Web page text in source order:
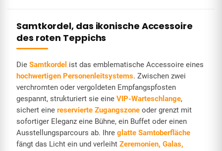
Samtkordel, das ikonische Accessoire
des roten Teppichs
Die Samtkordel ist das emblematische Accessoire eines
hochwertigen Personenleitsystems. Zwischen zwei
verchromten oder vergoldeten Empfangspfosten
gespannt, strukturiert sie eine VIP-Warteschlange,
sichert eine reservierte Zugangszone oder grenzt mit
sofortiger Eleganz eine Bühne, ein Buffet oder einen
Ausstellungsparcours ab. Ihre glatte Samtoberfläche
fängt das Licht ein und verleiht Zeremonien, Galas,